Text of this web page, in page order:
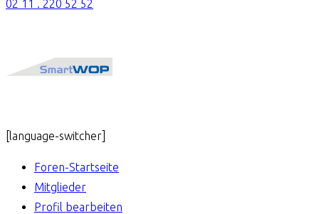
02 11 . 220 52 52
[language-switcher]
Foren-Startseite
Mitglieder
Profil bearbeiten